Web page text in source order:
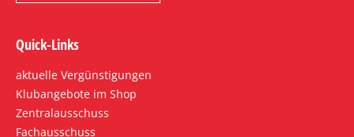
Quick-Links
aktuelle Vergünstigungen
Klubangebote im Shop
Zentralausschuss
Fachausschuss